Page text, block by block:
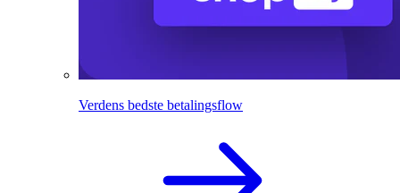
Verdens bedste betalingsflow